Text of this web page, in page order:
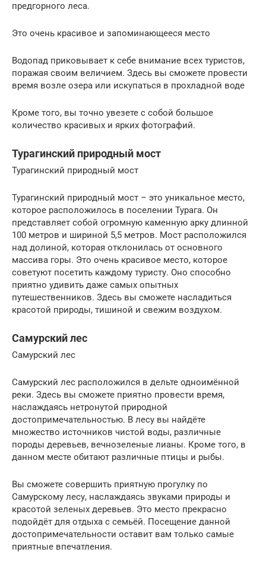
предгорного леса.
Это очень красивое и запоминающееся место
Водопад приковывает к себе внимание всех туристов,
поражая своим величием. Здесь вы сможете провести
время возле озера или искупаться в прохладной воде
Кроме того, вы точно увезете с собой большое
количество красивых и ярких фотографий.
Турагинский природный мост
Турагинский природный мост
Турагинский природный мост – это уникальное место,
которое расположилось в поселении Турага. Он
представляет собой огромную каменную арку длинной
100 метров и шириной 5,5 метров. Мост расположился
над долиной, которая отклонилась от основного
массива горы. Это очень красивое место, которое
советуют посетить каждому туристу. Оно способно
приятно удивить даже самых опытных
путешественников. Здесь вы сможете насладиться
красотой природы, тишиной и свежим воздухом.
Самурский лес
Самурский лес
Самурский лес расположился в дельте одноимённой
реки. Здесь вы сможете приятно провести время,
наслаждаясь нетронутой природной
достопримечательностью. В лесу вы найдёте
множество источников чистой воды, различные
породы деревьев, вечнозеленые лианы. Кроме того, в
данном месте обитают различные птицы и рыбы.
Вы сможете совершить приятную прогулку по
Самурскому лесу, наслаждаясь звуками природы и
красотой зеленых деревьев. Это место прекрасно
подойдёт для отдыха с семьёй. Посещение данной
достопримечательности оставит вам только самые
приятные впечатления.